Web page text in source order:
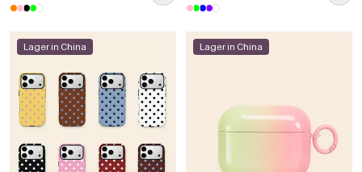
Lager in China Lager in China